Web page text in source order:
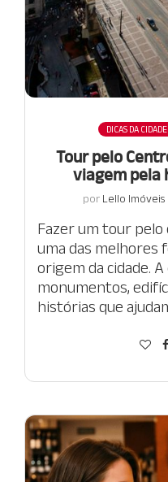
DICAS DA CIDADE
Tour pelo
viagem pela
por Lello Imóveis
Fazer um tour pelo
uma das melhores
origem da cidade.
monumentos,
histórias que